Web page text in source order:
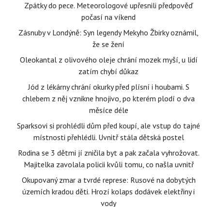
Zpátky do pece. Meteorologové upřesnili předpověď
počasí na víkend
Zásnuby v Londýně: Syn legendy Mekyho Žbirky oznámil,
že se žení
Oleokantal z olivového oleje chrání mozek myší, u lidí
zatím chybí důkaz
Jód z lékárny chrání okurky před plísní i houbami. S
chlebem z něj vznikne hnojivo, po kterém plodí o dva
měsíce déle
Sparksovi si prohlédli dům před koupí, ale vstup do tajné
místnosti přehlédli. Uvnitř stála dětská postel
Rodina se 3 dětmi jí zničila byt a pak začala vyhrožovat.
Majitelka zavolala policii kvůli tomu, co našla uvnitř
Okupovaný zmar a tvrdé represe: Rusové na dobytých
územích kradou děti. Hrozí kolaps dodávek elektřiny i
vody